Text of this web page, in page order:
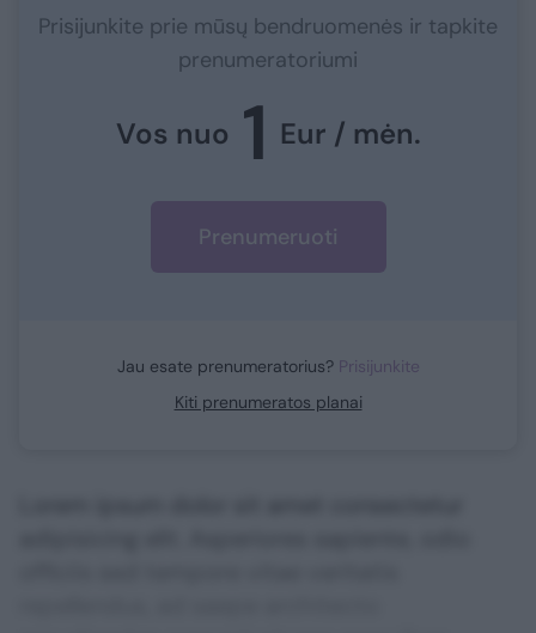
Prisijunkite prie mūsų bendruomenės ir tapkite
prenumeratoriumi
Vos nuo 1 Eur / mėn.
Prenumeruoti
Jau esate prenumeratorius? Prisijunkite
Kiti prenumeratos planai